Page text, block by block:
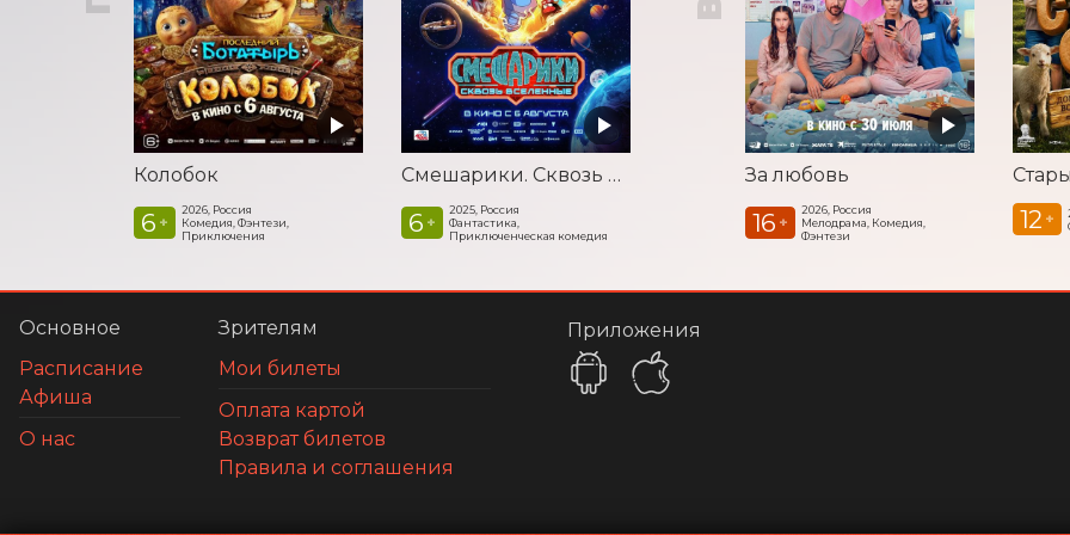
Колобок
6 +
2026, Россия
Комедия, Фэнтези,
Приключения
Смешарики. Сквозь вселенные
6 +
2025, Россия
Фантастика,
Приключенческая комедия
За любовь
16 +
2026, Россия
Мелодрама, Комедия,
Фэнтези
12 +
Основное
Расписание
Афиша
О нас
Зрителям
Мои билеты
Оплата картой
Возврат билетов
Правила и соглашения
Приложения